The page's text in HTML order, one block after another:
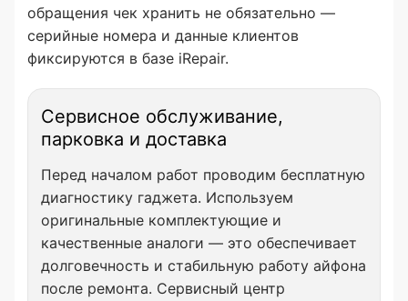
обращения чек хранить не обязательно —
серийные номера и данные клиентов
фиксируются в базе iRepair.
Сервисное обслуживание,
парковка и доставка
Перед началом работ проводим бесплатную
диагностику гаджета. Используем
оригинальные комплектующие и
качественные аналоги — это обеспечивает
долговечность и стабильную работу айфона
после ремонта. Сервисный центр